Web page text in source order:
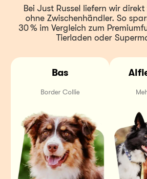
Bei Just Russel liefern wir
ohne Zwischenhändler. So
30 % im Vergleich zum
Tierladen oder
Bas
Border Collie